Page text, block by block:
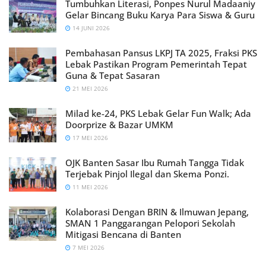
Tumbuhkan Literasi, Ponpes Nurul Madaaniy
Gelar Bincang Buku Karya Para Siswa & Guru
14 JUNI 2026
Pembahasan Pansus LKPJ TA 2025, Fraksi PKS
Lebak Pastikan Program Pemerintah Tepat
Guna & Tepat Sasaran
21 MEI 2026
Milad ke-24, PKS Lebak Gelar Fun Walk; Ada
Doorprize & Bazar UMKM
17 MEI 2026
OJK Banten Sasar Ibu Rumah Tangga Tidak
Terjebak Pinjol Ilegal dan Skema Ponzi.
11 MEI 2026
Kolaborasi Dengan BRIN & Ilmuwan Jepang,
SMAN 1 Panggarangan Pelopori Sekolah
Mitigasi Bencana di Banten
7 MEI 2026